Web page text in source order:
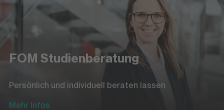
FOM Studienberatung
Persönlich und individuell beraten lassen
Mehr Infos